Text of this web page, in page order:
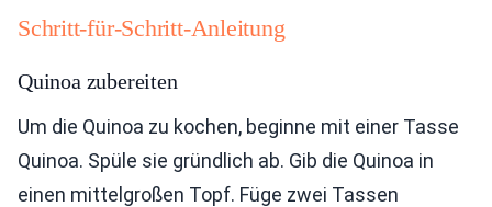
Schritt-für-Schritt-Anleitung
Quinoa zubereiten
Um die Quinoa zu kochen, beginne mit einer Tasse
Quinoa. Spüle sie gründlich ab. Gib die Quinoa in
einen mittelgroßen Topf. Füge zwei Tassen